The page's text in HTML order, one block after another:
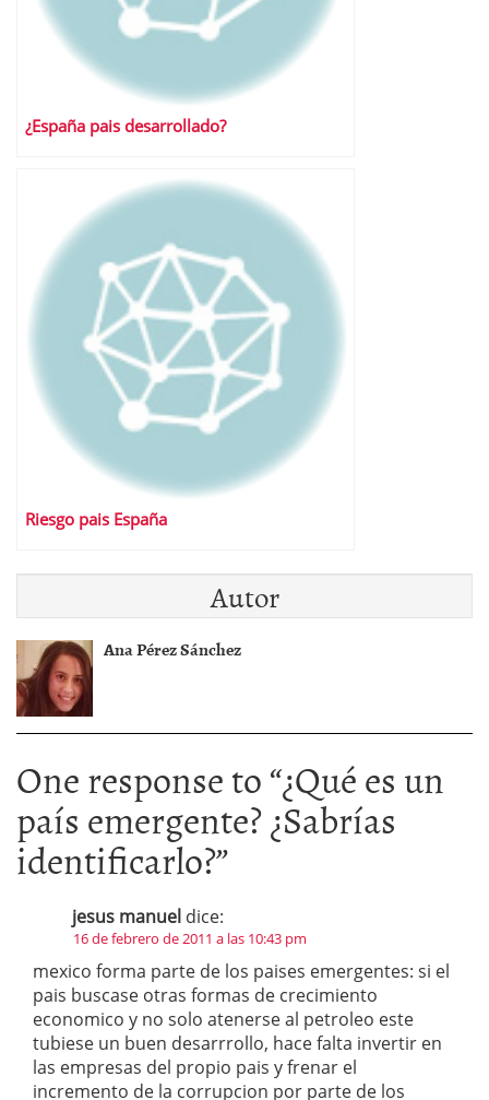
¿España pais desarrollado?
Riesgo pais España
Autor
Ana Pérez Sánchez
One response to “¿Qué es un
país emergente? ¿Sabrías
identificarlo?”
jesus manuel dice:
16 de febrero de 2011 a las 10:43 pm
mexico forma parte de los paises emergentes: si el
pais buscase otras formas de crecimiento
economico y no solo atenerse al petroleo este
tubiese un buen desarrrollo, hace falta invertir en
las empresas del propio pais y frenar el
incremento de la corrupcion por parte de los